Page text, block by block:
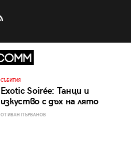
СЪБИТИЯ
Exotic Soirée: Танци и
изкуство с дъх на лято
ОТ ИВАН ПЪРВАНОВ